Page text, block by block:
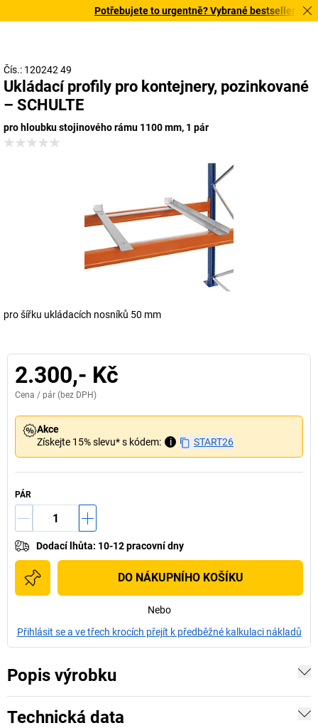
Potřebujete to urgentně? Vybrané bestsellery
Čís.: 120242 49
Ukládací profily pro kontejnery, pozinkované
– SCHULTE
pro hloubku stojinového rámu 1100 mm, 1 pár
pro šířku ukládacích nosníků 50 mm
2.300,- Kč
Cena / pár (bez DPH)
Akce
Získejte 15% slevu* s kódem:
i START26
PÁR
Dodací lhůta: 10-12 pracovní dny
DO NÁKUPNÍHO KOŠÍKU
Nebo
Přihlásit se a ve třech krocích přejít k předběžné kalkulaci nákladů
Popis výrobku
Technická data